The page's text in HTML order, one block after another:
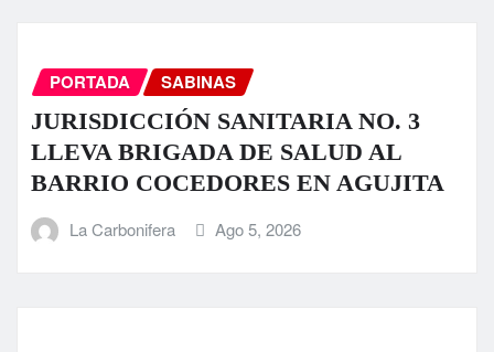
PORTADA SABINAS
JURISDICCIÓN SANITARIA NO. 3
LLEVA BRIGADA DE SALUD AL
BARRIO COCEDORES EN AGUJITA
La Carbonifera Ago 5, 2026